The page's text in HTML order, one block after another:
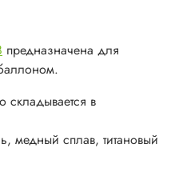
предназначена для
складывается в
медный сплав, титановый